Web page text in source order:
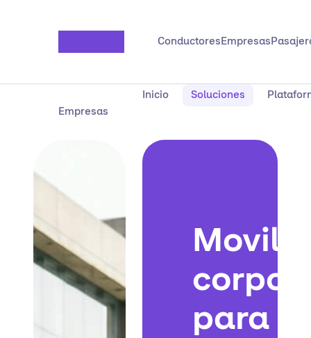
Conductores Empresas
Empresas
Inicio Soluciones
para